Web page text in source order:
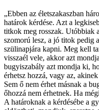
„Ebben az életszakaszban
határok kérdése. Azt a
titkok meg rosszak. Utóbbiak
szomorú lesz, a jó titok pedig
szülinapjára kapni. Meg kell
visszaél vele, akkor azt
bugyiszabály azt mondja ki,
érhetsz hozzá, vagy az,
Sem ő nem érhet másnak a
őhozzá nem érhetnek. Ha
A határoknak a kérdésébe a